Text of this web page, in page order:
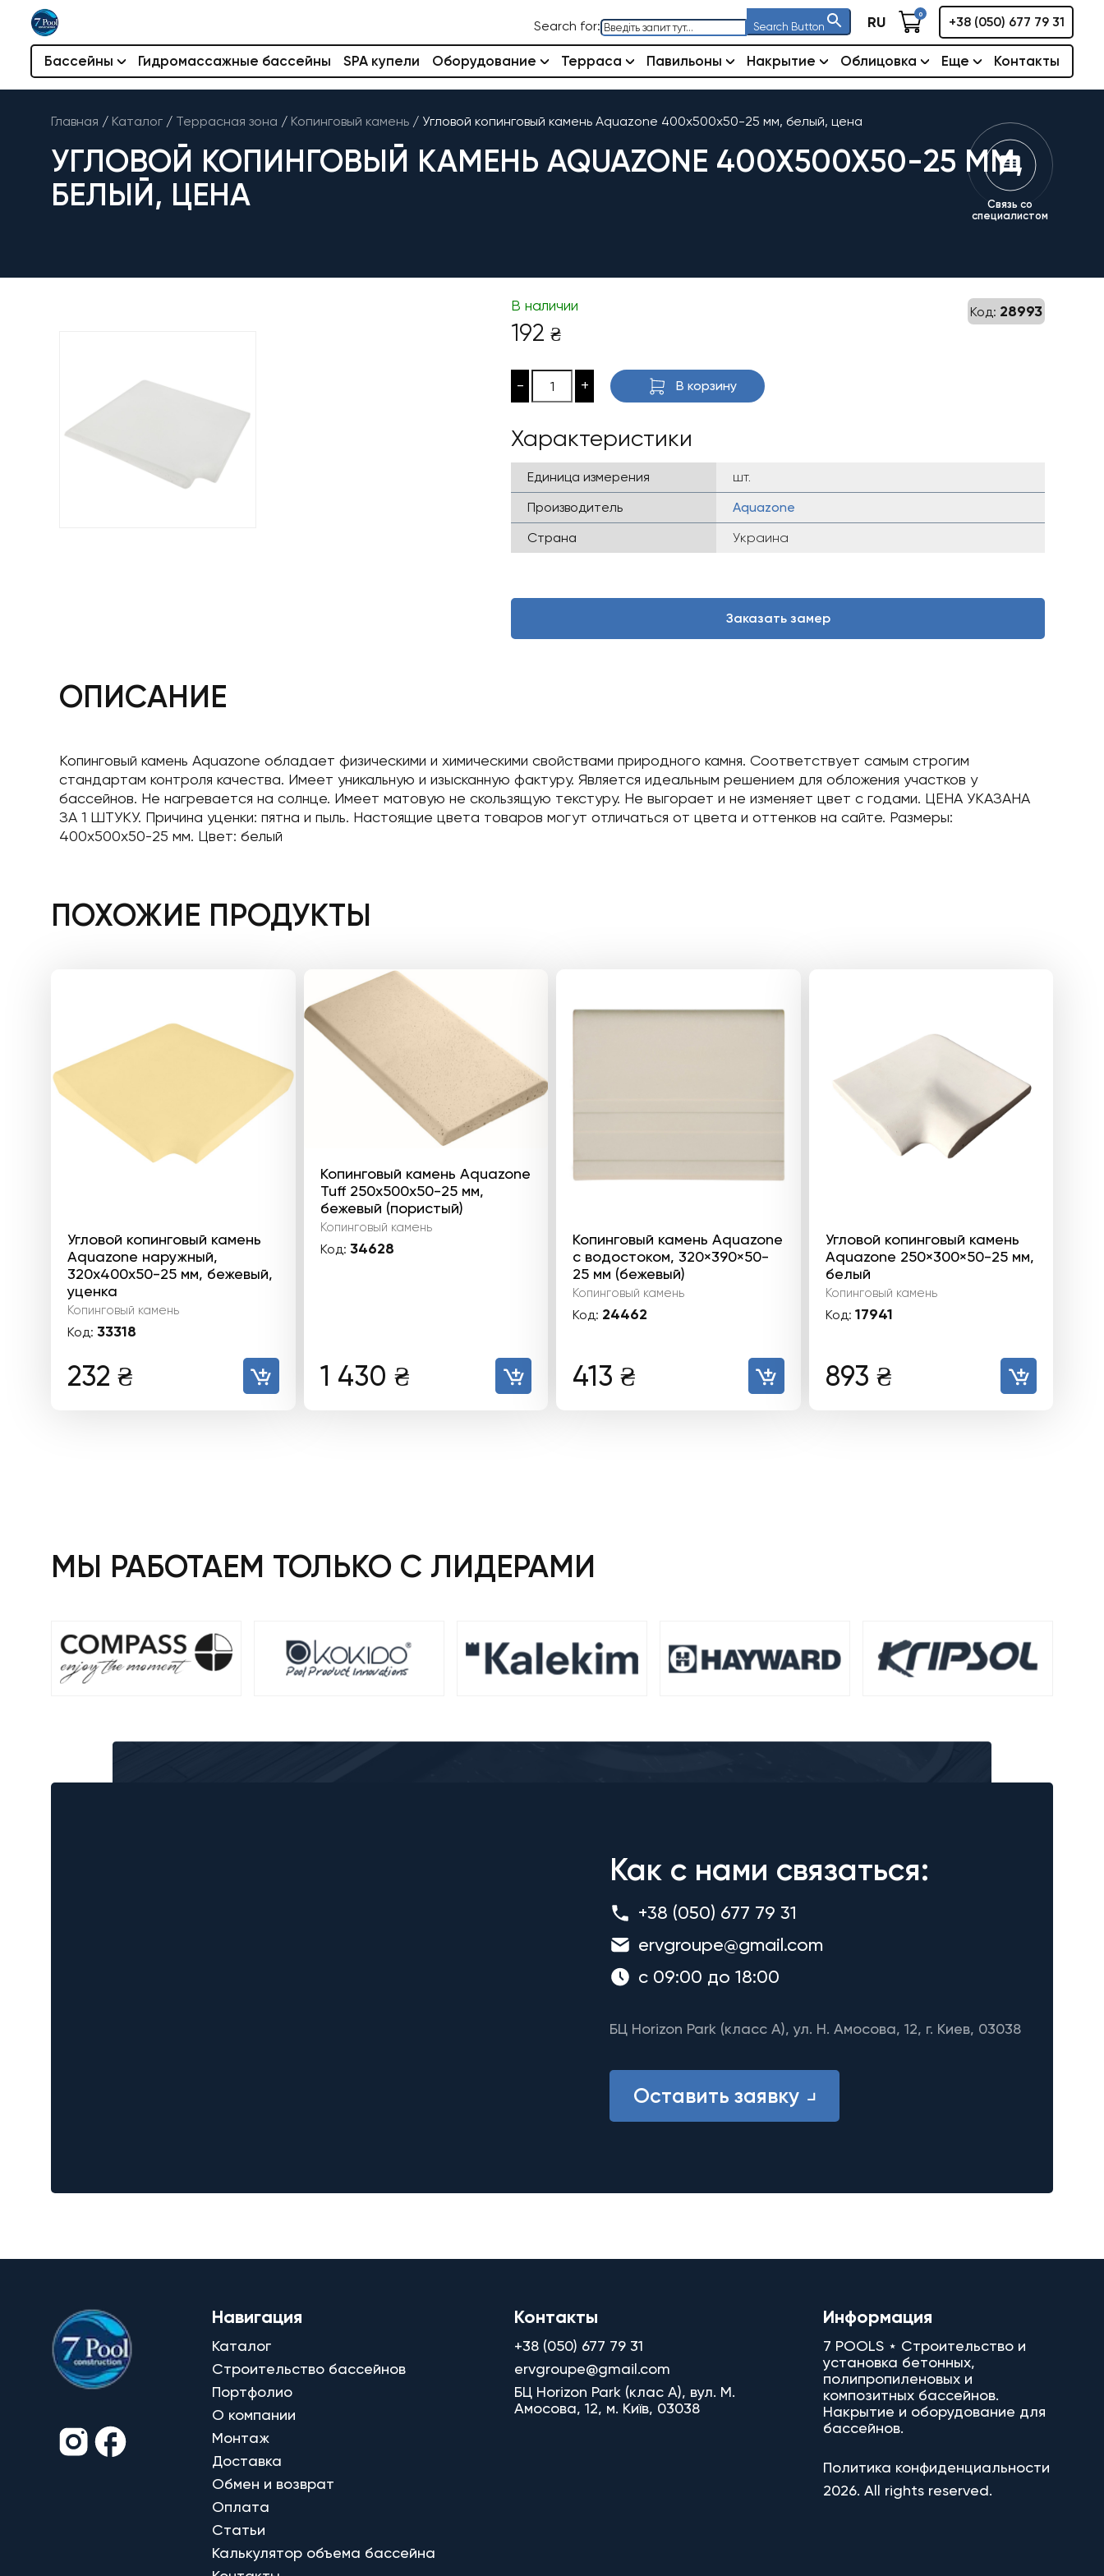
Search for: Search Button RU 0
+38 (050) 677 79 31
Бассейны Гидромассажные бассейны SPA купели Оборудование Терраса Павильоны Накрытие Облицовка Еще Контакты
Главная / Каталог / Террасная зона / Копинговый камень / Угловой копинговый камень Aquazone 400x500x50-25 мм, белый, цена
УГЛОВОЙ КОПИНГОВЫЙ КАМЕНЬ AQUAZONE 400X500X50-25 ММ,
БЕЛЫЙ, ЦЕНА
Связь со
специалистом
Код: 28993
В наличии
192 ₴
- + В корзину
Характеристики
Единица измерения
шт.
Производитель
Aquazone
Страна
Украина
Заказать замер
ОПИСАНИЕ
Копинговый камень Aquazone обладает физическими и химическими свойствами природного камня. Соответствует самым строгим
стандартам контроля качества. Имеет уникальную и изысканную фактуру. Является идеальным решением для обложения участков у
бассейнов. Не нагревается на солнце. Имеет матовую не скользящую текстуру. Не выгорает и не изменяет цвет с годами. ЦЕНА УКАЗАНА
ЗА 1 ШТУКУ. Причина уценки: пятна и пыль. Настоящие цвета товаров могут отличаться от цвета и оттенков на сайте. Размеры:
400x500x50-25 мм. Цвет: белый
ПОХОЖИЕ ПРОДУКТЫ
Угловой копинговый камень
Aquazone наружный,
320x400x50-25 мм, бежевый,
уценка
Копинговый камень
Код: 33318
232 ₴
Копинговый камень Aquazone
Tuff 250x500x50-25 мм,
бежевый (пористый)
Копинговый камень
Код: 34628
1 430 ₴
Копинговый камень Aquazone
с водостоком, 320×390×50-
25 мм (бежевый)
Копинговый камень
Код: 24462
413 ₴
Угловой копинговый камень
Aquazone 250×300×50-25 мм,
белый
Копинговый камень
Код: 17941
893 ₴
МЫ РАБОТАЕМ ТОЛЬКО С ЛИДЕРАМИ
Как с нами связаться:
+38 (050) 677 79 31
ervgroupe@gmail.com
с 09:00 до 18:00
БЦ Horizon Park (класс A), ул. Н. Амосова, 12, г. Киев, 03038
Оставить заявку
Навигация
Каталог
Строительство бассейнов
Портфолио
О компании
Монтаж
Доставка
Обмен и возврат
Оплата
Статьи
Калькулятор объема бассейна
Контакты
+38 (050) 677 79 31
ervgroupe@gmail.com
БЦ Horizon Park (клас A), вул. М.
Амосова, 12, м. Київ, 03038
Информация
7 POOLS ⋆ Строительство и
установка бетонных,
полипропиленовых и
композитных бассейнов.
Накрытие и оборудование для
бассейнов.
Политика конфиденциальности
2026. All rights reserved.